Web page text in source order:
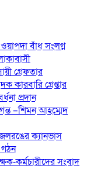
বাঁধ সংলগ্ন
গ্রেফতার
কারবারি গ্রেপ্তার
প্রদান
–শিমন আহম্মেদ
জলরঙের ক্যানভাস
গঠন
কর্মচারীদের সংবাদ